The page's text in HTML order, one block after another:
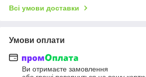
Всі умови доставки
Умови оплати
Ви отримаєте замовлення